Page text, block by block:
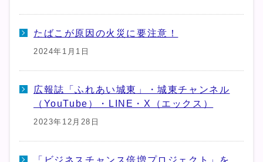
たばこが原因の火災に要注意！
2024年1月1日
広報誌「ふれあい城東」・城東チャンネル
（YouTube）・LINE・X（エックス）
2023年12月28日
「ビジネスチャンス倍増プロジェクト」を